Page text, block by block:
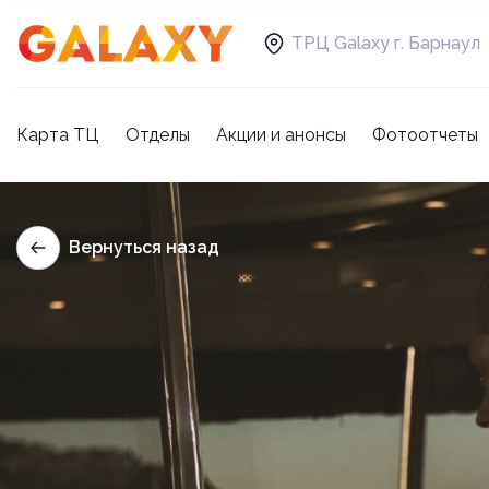
ТРЦ Galaxy г. Барнаул
Карта ТЦ Отделы Акции и анонсы Фотоотчеты
Вернуться назад